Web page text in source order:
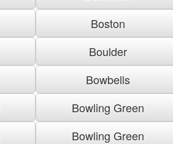
Boston
Boulder
Bowbells
Bowling Green
Bowling Green